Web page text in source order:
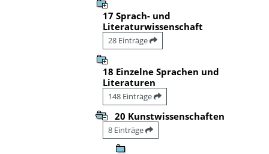
17 Sprach- und
Literaturwissenschaft
28 Einträge
18 Einzelne Sprachen und
Literaturen
148 Einträge
20 Kunstwissenschaften
8 Einträge